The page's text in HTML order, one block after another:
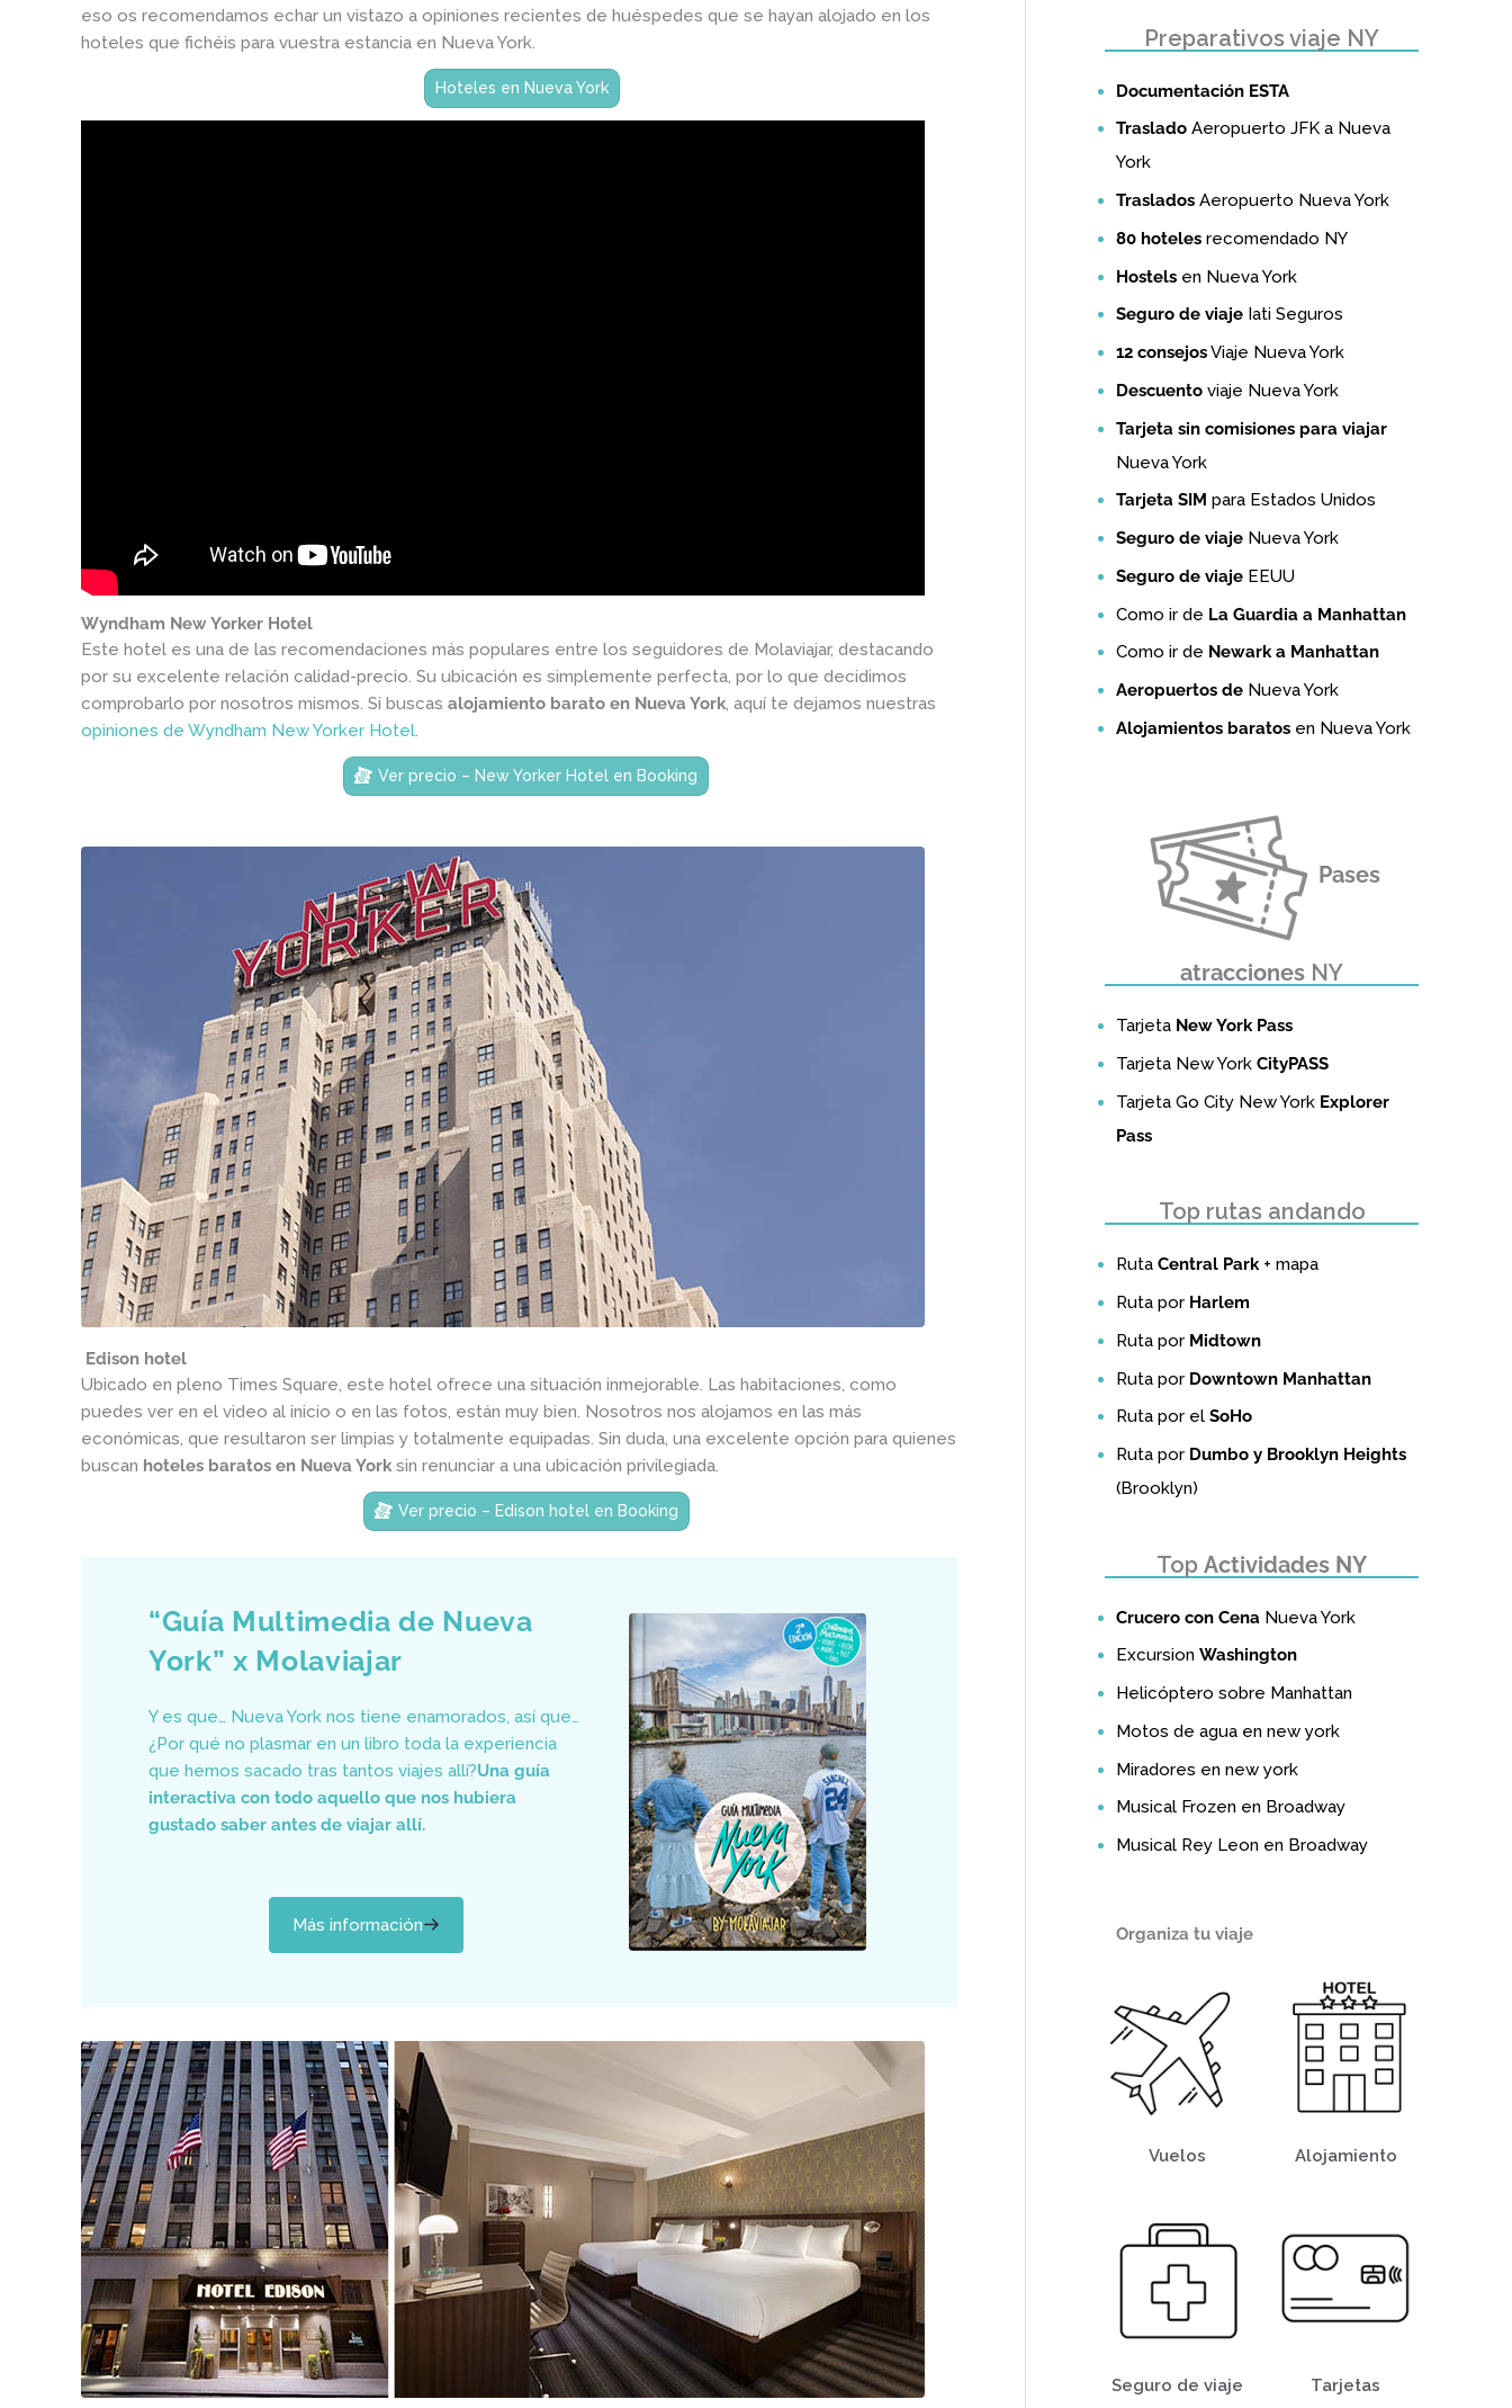
eso os recomendamos echar un vistazo a opiniones recientes de huéspedes que se hayan alojado en los
hoteles que fichéis para vuestra estancia en Nueva York.
Hoteles en Nueva York
Wyndham New Yorker Hotel
Este hotel es una de las recomendaciones más populares entre los seguidores de Molaviajar, destacando
por su excelente relación calidad-precio. Su ubicación es simplemente perfecta, por lo que decidimos
comprobarlo por nosotros mismos. Si buscas alojamiento barato en Nueva York , aquí te dejamos nuestras
opiniones de Wyndham New Yorker Hotel
Ver precio – New Yorker Hotel en Booking
Edison hotel
Ubicado en pleno Times Square, este hotel ofrece una situación inmejorable. Las habitaciones, como
puedes ver en el video al inicio o en las fotos, están muy bien. Nosotros nos alojamos en las más
económicas, que resultaron ser limpias y totalmente equipadas. Sin duda, una excelente opción para quienes
buscan hoteles baratos en Nueva York sin renunciar a una ubicación privilegiada.
Ver precio – Edison hotel en Booking
“Guía Multimedia de Nueva
York” x Molaviajar
Y es que… Nueva York nos tiene enamorados, así que…
¿Por qué no plasmar en un libro toda la experiencia
que hemos sacado tras tantos viajes allí?Una guía
interactiva con todo aquello que nos hubiera
gustado saber antes de viajar allí.
Más información
Preparativos viaje NY
Documentación ESTA
Traslado Aeropuerto JFK a Nueva
York
Traslados Aeropuerto Nueva York
80 hoteles recomendado NY
Hostels en Nueva York
Seguro de viaje Iati Seguros
12 consejosViaje Nueva York
Descuento viaje Nueva York
Tarjeta sin comisiones para viajar
Nueva York
Tarjeta SIM para Estados Unidos
Seguro de viaje Nueva York
Seguro de viaje EEUU
Como ir de La Guardia a Manhattan
Como ir de Newark a Manhattan
Aeropuertos de Nueva York
Alojamientos baratos en Nueva York
Pases
atracciones NY
Tarjeta New York Pass
Tarjeta New York CityPASS
Tarjeta Go City New York Explorer
Pass
Top rutas andando
Ruta Central Park+ mapa
Ruta por Harlem
Ruta por Midtown
Ruta por Downtown Manhattan
Ruta por el SoHo
Ruta por Dumbo y Brooklyn Heights
(Brooklyn)
Top Actividades NY
Crucero con Cena Nueva York
Excursion Washington
Helicóptero sobre Manhattan
Motos de agua en new york
Miradores en new york
Musical Frozen en Broadway
Musical Rey Leon en Broadway
Organiza tu viaje
Vuelos
Seguro de viaje
Alojamiento
Tarjetas